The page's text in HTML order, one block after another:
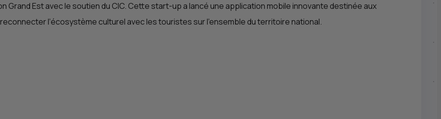
Grand Est avec le soutien du CIC. Cette start-up a lancé une application mobile innovante destinée aux
l’écosystème culturel avec les touristes sur l’ensemble du territoire national.